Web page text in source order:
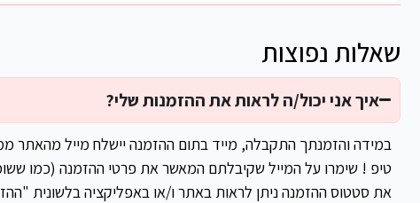
איך אני יכול/ה לראות את ההזמנות שלי?
במידה והזמנתך התקבלה, מייד בתום ההזמנה יישלח מייל מהאתר
טיפ ! שימרו על המייל שקיבלתם המאשר את פרטי ההזמנה (כמו
את סטטוס ההזמנה ניתן לראות באתר ו/או באפליקציה בלשונית
שאלות נפוצות